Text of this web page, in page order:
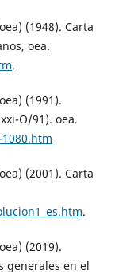
(1948). Carta
oea.
.
(1991).
O/91). oea.
(2001). Carta
.
(2019).
generales en el